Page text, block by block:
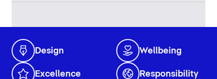
Design Wellbeing
Excellence Responsibility